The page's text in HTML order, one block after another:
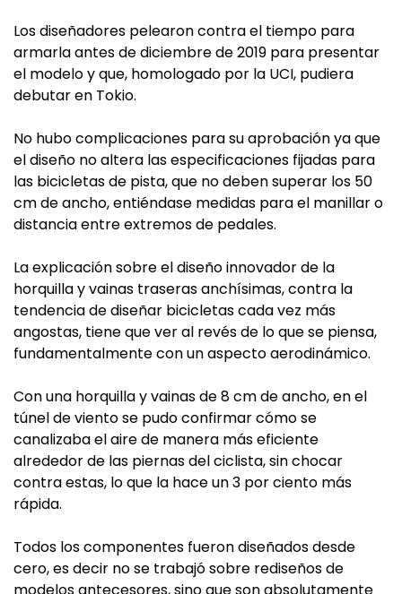
Los diseñadores pelearon contra el tiempo para
armarla antes de diciembre de 2019 para presentar
el modelo y que, homologado por la UCI, pudiera
debutar en Tokio.
No hubo complicaciones para su aprobación ya que
el diseño no altera las especificaciones fijadas para
las bicicletas de pista, que no deben superar los 50
cm de ancho, entiéndase medidas para el manillar o
distancia entre extremos de pedales.
La explicación sobre el diseño innovador de la
horquilla y vainas traseras anchísimas, contra la
tendencia de diseñar bicicletas cada vez más
angostas, tiene que ver al revés de lo que se piensa,
fundamentalmente con un aspecto aerodinámico.
Con una horquilla y vainas de 8 cm de ancho, en el
túnel de viento se pudo confirmar cómo se
canalizaba el aire de manera más eficiente
alrededor de las piernas del ciclista, sin chocar
contra estas, lo que la hace un 3 por ciento más
rápida.
Todos los componentes fueron diseñados desde
cero, es decir no se trabajó sobre rediseños de